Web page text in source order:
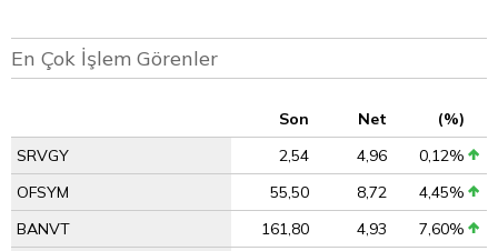
En Çok İşlem Görenler
Son Net
(%)
SRVGY
2,54 4,96
0,12%
OFSYM
55,50 8,72
4,45%
BANVT
161,80 4,93
7,60%